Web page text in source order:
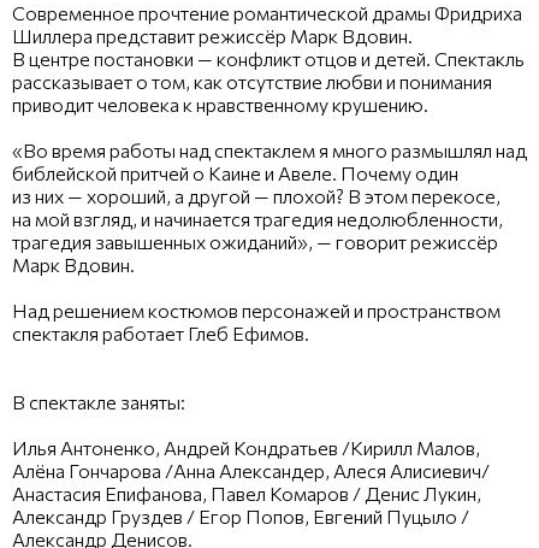
Современное прочтение романтической драмы Фридриха
Шиллера представит режиссёр Марк Вдовин.
В центре постановки — конфликт отцов и детей. Спектакль
рассказывает о том, как отсутствие любви и понимания
приводит человека к нравственному крушению.
«Во время работы над спектаклем я много размышлял над
библейской притчей о Каине и Авеле. Почему один
из них — хороший, а другой — плохой? В этом перекосе,
на мой взгляд, и начинается трагедия недолюбленности,
трагедия завышенных ожиданий», — говорит режиссёр
Марк Вдовин.
Над решением костюмов персонажей и пространством
спектакля работает Глеб Ефимов.
В спектакле заняты:
Илья Антоненко, Андрей Кондратьев /Кирилл Малов,
Алёна Гончарова /Анна Александер, Алеся Алисиевич/
Анастасия Епифанова, Павел Комаров / Денис Лукин,
Александр Груздев / Егор Попов, Евгений Пуцыло /
Александр Денисов.